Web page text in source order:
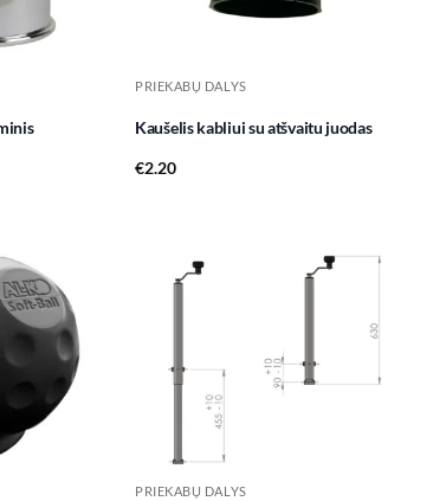
PRIEKABŲ DALYS
Kaušelis kabliui su atšvaitu juodas
€2.20
Add to
wishlist
wishlist
PRIEKABŲ DALYS